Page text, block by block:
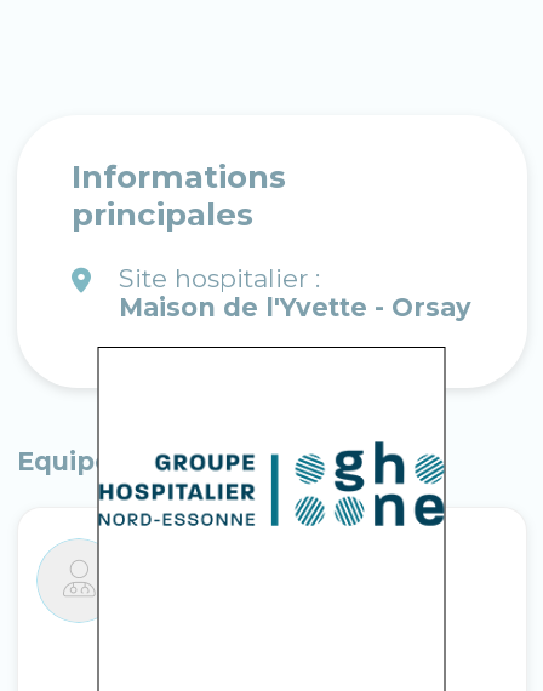
Informations
principales
Site hospitalier :
Maison de l'Yvette - Orsay
Equipe médicale